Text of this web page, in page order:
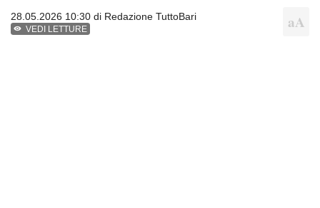
28.05.2026 10:30 di Redazione TuttoBari
VEDI LETTURE